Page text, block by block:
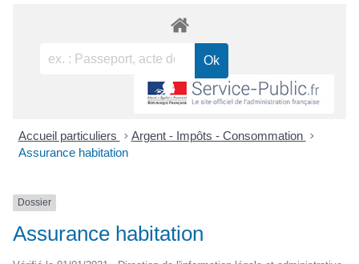
Accueil particuliers > Argent - Impôts - Consommation >
Assurance habitation
Dossier
Assurance habitation